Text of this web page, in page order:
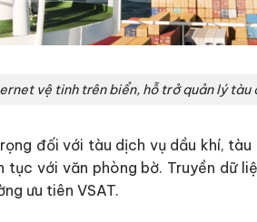
vệ tinh trên biển, hỗ trở quản lý tàu
đối với tàu dịch vụ dầu khí,
với văn phòng bờ. Truyền dữ
ưu tiên VSAT.